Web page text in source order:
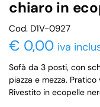
chiaro in
Cod. D1V-0927
€ 0,00 iva
Sofà da 3 posti, con
piazza e mezza.
Rivestito in ecopelle